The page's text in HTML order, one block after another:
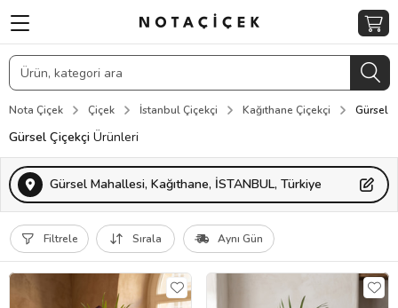
Nota Çiçek Çiçek İstanbul Çiçekçi Kağıthane Çiçekçi Gürsel
Gürsel Çiçekçi Ürünleri
Gürsel Mahallesi, Kağıthane, İSTANBUL, Türkiye
Filtrele Sırala Aynı Gün